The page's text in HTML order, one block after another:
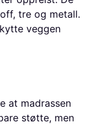
tre og metall.
veggen
at madrassen
støtte, men